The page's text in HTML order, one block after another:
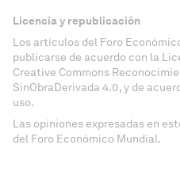
Licencia y republicación
Los artículos del Foro
publicarse de acuerdo con la
Creative Commons
SinObraDerivada 4.0, y de
uso.
Las opiniones expresadas en
del Foro Económico Mundial.